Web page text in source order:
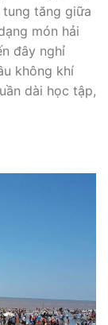
tăng giữa
món hải
đây nghỉ
không khí
dài học tập,